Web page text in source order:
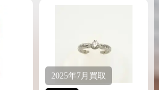
2025年7月 買取